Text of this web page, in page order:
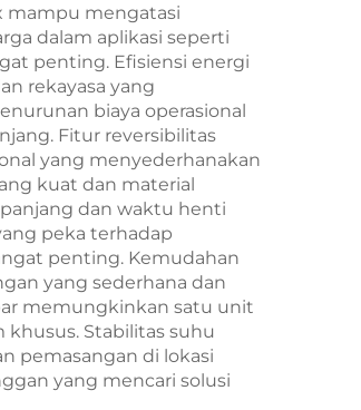
mampu mengatasi
dalam aplikasi seperti
penting. Efisiensi energi
rekayasa yang
biaya operasional
Fitur reversibilitas
yang menyederhanakan
kuat dan material
dan waktu henti
peka terhadap
penting. Kemudahan
yang sederhana dan
memungkinkan satu unit
Stabilitas suhu
pemasangan di lokasi
yang mencari solusi